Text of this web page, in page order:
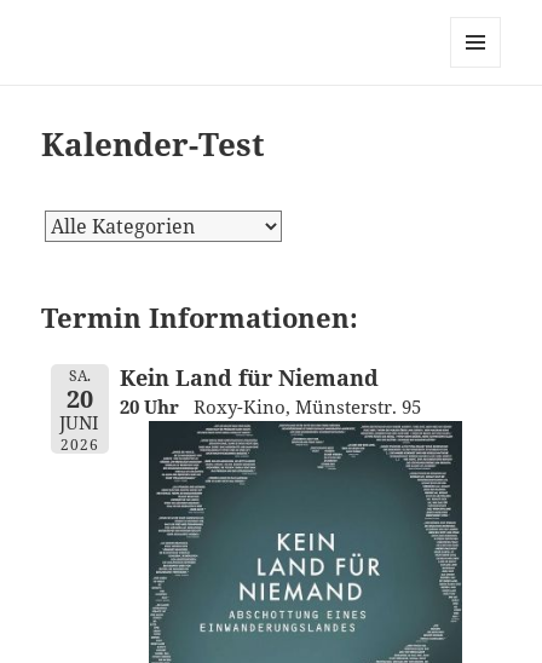
Kalender-Test
Termin Informationen:
SA.
20
JUNI
2026
Kein Land für Niemand
20 Uhr Roxy-Kino, Münsterstr. 95